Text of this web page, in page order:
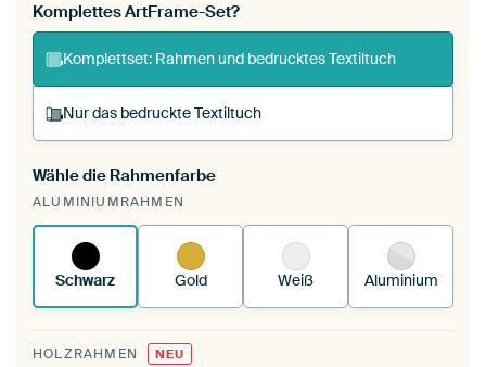
Komplettes ArtFrame-Set?
Komplettset: Rahmen und bedrucktes Textiltuch
Nur das bedruckte Textiltuch
Du spannst einen wechselbaren Textiltuch in
deinen vorhandenen ArtFrame™.
funktioniert es.
Wähle die Rahmenfarbe
ALUMINIUMRAHMEN
Schwarz Gold Weiß Aluminium
HOLZRAHMEN NEU